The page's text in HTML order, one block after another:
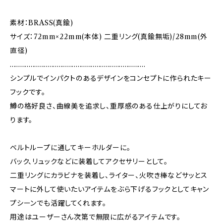
素材：BRASS(真鍮)
サイズ：72mm×22mm(本体) 二重リング(真鍮無垢)/28mm(外
直径)
........................................................................
シンプルでインパクトのあるデザインをコンセプトに作られたキー
フックです。
鱒の格好良さ、曲線美を追求し、重厚感のある仕上がりにしてお
ります。
ベルトループに通してキーホルダーに。
バック、リュックなどに装着してアクセサリーとして。
二重リングにカラビナを装着し、ライター、火吹き棒などサッとス
マートに外して使いたいアイテムをぶら下げるフックとしてキャン
プシーンでも活躍してくれます。
用途はユーザーさん次第で無限に広がるアイテムです。